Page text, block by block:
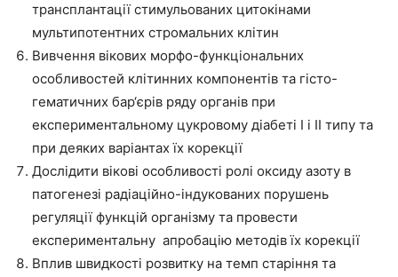
трансплантації стимульованих цитокінами
мультипотентних стромальних клітин
Вивчення вікових морфо-функціональних
особливостей клітинних компонентів та гісто-
гематичних бар‘єрів ряду органів при
експериментальному цукровому діабеті I і II типу та
при деяких варіантах їх корекції
Дослідити вікові особливості ролі оксиду азоту в
патогенезі радіаційно-індукованих порушень
регуляції функцій організму та провести
експериментальну апробацію методів їх корекції
Вплив швидкості розвитку на темп старіння та